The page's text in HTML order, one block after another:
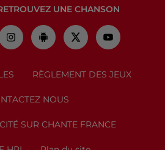
UNE CHANSON
RÈGLEMENT DES JEUX
NOUS
SUR CHANTE FRANCE